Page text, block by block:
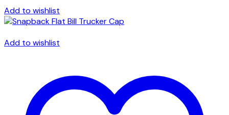
Add to wishlist
Add to wishlist